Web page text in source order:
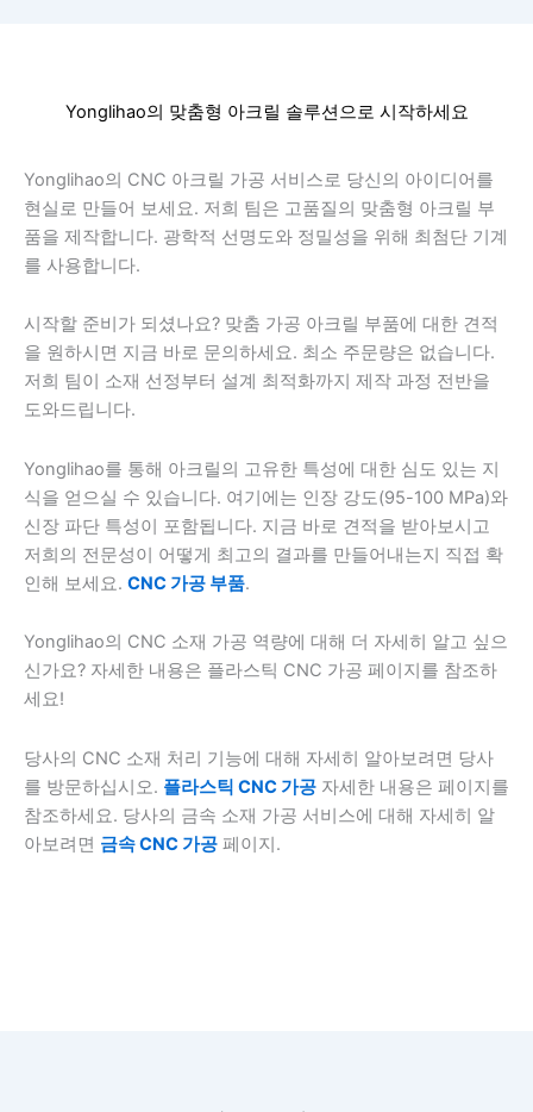
Yonglihao의 맞춤형 아크릴 솔루션으로 시작하세요
Yonglihao의 CNC 아크릴 가공 서비스로 당신의 아이디어를
현실로 만들어 보세요. 저희 팀은 고품질의 맞춤형 아크릴 부
품을 제작합니다. 광학적 선명도와 정밀성을 위해 최첨단 기계
를 사용합니다.
시작할 준비가 되셨나요? 맞춤 가공 아크릴 부품에 대한 견적
을 원하시면 지금 바로 문의하세요. 최소 주문량은 없습니다.
저희 팀이 소재 선정부터 설계 최적화까지 제작 과정 전반을
도와드립니다.
Yonglihao를 통해 아크릴의 고유한 특성에 대한 심도 있는 지
식을 얻으실 수 있습니다. 여기에는 인장 강도(95-100 MPa)와
신장 파단 특성이 포함됩니다. 지금 바로 견적을 받아보시고
저희의 전문성이 어떻게 최고의 결과를 만들어내는지 직접 확
인해 보세요. CNC 가공 부품.
Yonglihao의 CNC 소재 가공 역량에 대해 더 자세히 알고 싶으
신가요? 자세한 내용은 플라스틱 CNC 가공 페이지를 참조하
세요!
당사의 CNC 소재 처리 기능에 대해 자세히 알아보려면 당사
를 방문하십시오. 플라스틱 CNC 가공 자세한 내용은 페이지를
참조하세요. 당사의 금속 소재 가공 서비스에 대해 자세히 알
아보려면 금속 CNC 가공 페이지.